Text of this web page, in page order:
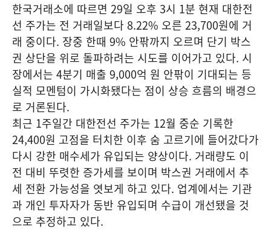
한국거래소에 따르면 29일 오후 3시 1분 현재 대한전
선 주가는 전 거래일보다 8.22% 오른 23,700원에 거
래 중이다. 장중 한때 9% 안팎까지 오르며 단기 박스
권 상단을 위로 돌파하려는 시도를 이어가고 있다. 시
장에서는 4분기 매출 9,000억 원 안팎이 기대되는 등
실적 모멘텀이 가시화됐다는 점이 상승 흐름의 배경으
로 거론된다.
최근 1주일간 대한전선 주가는 12월 중순 기록한
24,400원 고점을 터치한 이후 숨 고르기에 들어갔다가
다시 강한 매수세가 유입되는 양상이다. 거래량도 이
전 대비 뚜렷한 증가세를 보이며 박스권 거래에서 추
세 전환 가능성을 엿보게 하고 있다. 업계에서는 기관
과 개인 투자자가 동반 유입되며 수급이 개선됐을 것
으로 추정하고 있다.